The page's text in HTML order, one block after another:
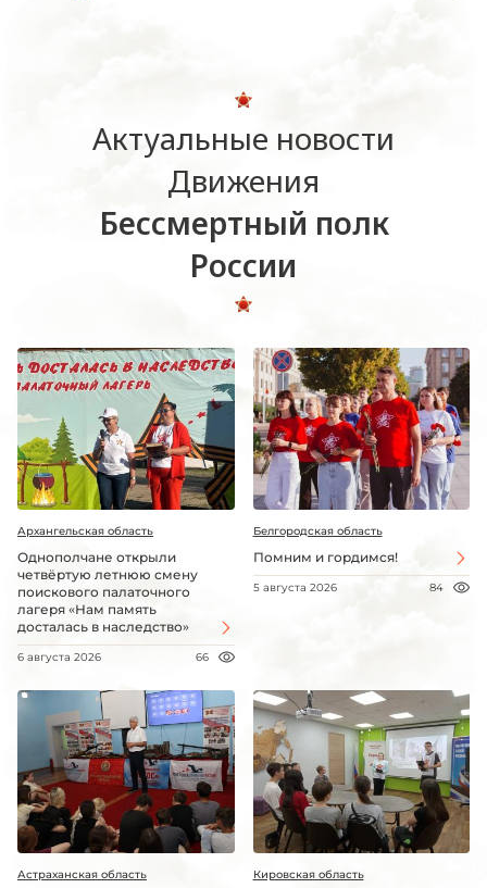
Актуальные новости
Движения
Бессмертный полк
России
Архангельская область
Однополчане открыли
четвёртую летнюю смену
поискового палаточного
лагеря «Нам память
досталась в наследство»
6 августа 2026 66
Белгородская область
Помним и гордимся!
5 августа 2026 84
Астраханская область Кировская область